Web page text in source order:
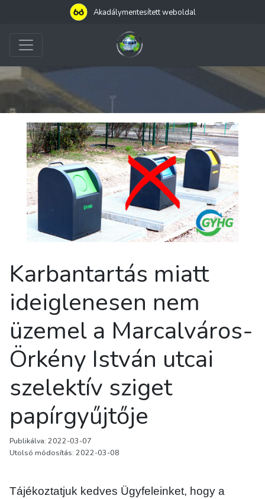
Akadálymentesített weboldal
Karbantartás miatt
ideiglenesen nem
üzemel a Marcalváros-
Örkény István utcai
szelektív sziget
papírgyűjtője
Publikálva: 2022-03-07
Utolsó módosítás: 2022-03-08
Tájékoztatjuk kedves Ügyfeleinket, hogy a